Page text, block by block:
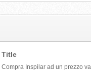
Title
Compra Inspilar ad un prezzo